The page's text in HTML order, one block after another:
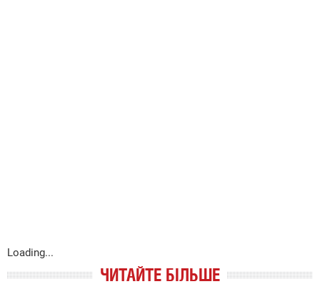
Loading...
ЧИТАЙТЕ БІЛЬШЕ